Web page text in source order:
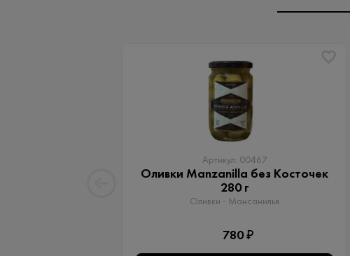
Артикул: 00467
Оливки Manzanilla без Косточек
280 г
Оливки - Мансанилья
780 ₽